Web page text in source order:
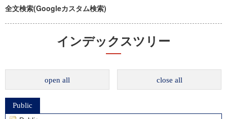
全文検索(Googleカスタム検索)
インデックスツリー
open all close all
Public